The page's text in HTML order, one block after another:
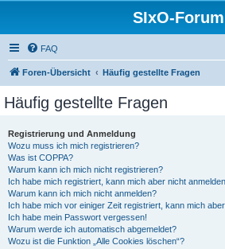
SIxO-Forum
FAQ
Foren-Übersicht Häufig gestellte Fragen
Häufig gestellte Fragen
Registrierung und Anmeldung
Wozu muss ich mich registrieren?
Was ist COPPA?
Warum kann ich mich nicht registrieren?
Ich habe mich registriert, kann mich aber nicht
Warum kann ich mich nicht anmelden?
Ich habe mich vor einiger Zeit registriert, kann mich
Ich habe mein Passwort vergessen!
Warum werde ich automatisch abgemeldet?
Wozu ist die Funktion „Alle Cookies löschen“?